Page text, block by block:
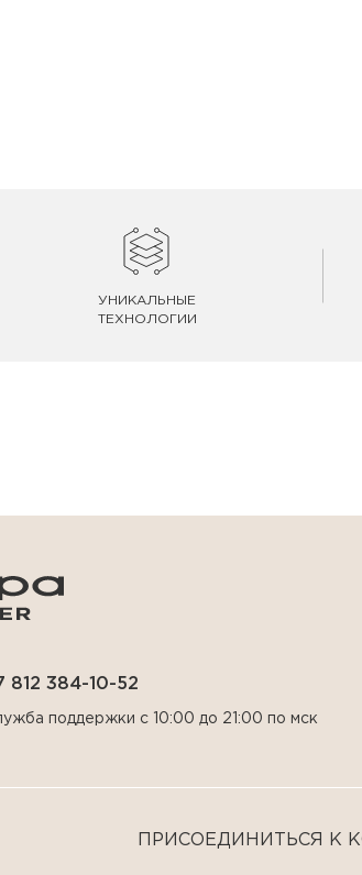
УНИКАЛЬНЫЕ
ТЕХНОЛОГИИ
ПРИСОЕДИНИТЬСЯ К
812 384-10-52
поддержки с 10:00 до 21:00 по мск